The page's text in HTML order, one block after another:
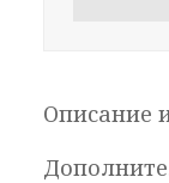
Описание